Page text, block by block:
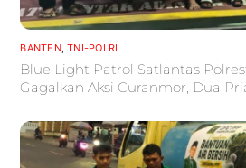
BANTEN,TNI-POLRI
Blue Light Patrol Satlantas
Gagalkan Aksi Curanmor, Dua